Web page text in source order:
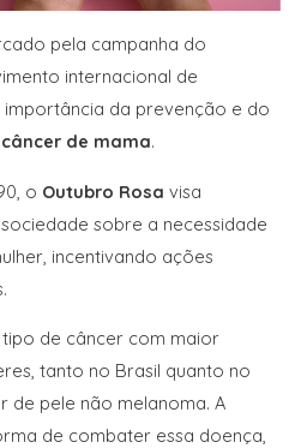
pela campanha do
internacional de
da prevenção e do
câncer de mama.
o Outubro Rosa visa
sobre a necessidade
incentivando ações
de câncer com maior
tanto no Brasil quanto no
de pele não melanoma. A
de combater essa doença,